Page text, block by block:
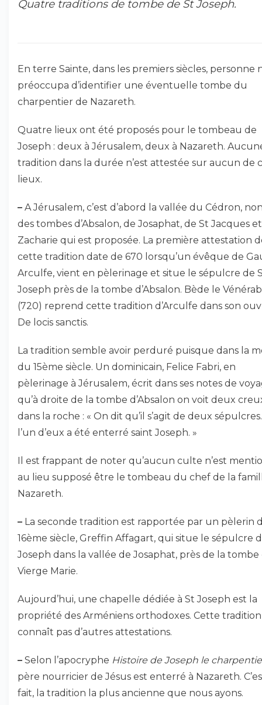
Quatre traditions de tombe de St Joseph.
En terre Sainte, dans les premiers siècles, personne
préoccupa d’identifier une éventuelle tombe du
charpentier de Nazareth.
Quatre lieux ont été proposés pour le tombeau de
Joseph : deux à Jérusalem, deux à Nazareth.
tradition dans la durée n’est attestée sur aucun de
lieux.
– A Jérusalem, c’est d’abord la vallée du Cédron,
des tombes d’Absalon, de Josaphat, de St Jacques
Zacharie qui est proposée. La première attestation
cette tradition date de 670 lorsqu’un évêque de
Arculfe, vient en pèlerinage et situe le sépulcre de
Joseph près de la tombe d’Absalon. Bède le
(720) reprend cette tradition d’Arculfe dans son
De locis sanctis.
La tradition semble avoir perduré puisque dans la
du 15ème siècle. Un dominicain, Felice Fabri, en
pèlerinage à Jérusalem, écrit dans ses notes de
qu’à droite de la tombe d’Absalon on voit deux
dans la roche : « On dit qu’il s’agit de deux
l’un d’eux a été enterré saint Joseph. »
Il est frappant de noter qu’aucun culte n’est
au lieu supposé être le tombeau du chef de la
Nazareth.
– La seconde tradition est rapportée par un pèlerin
16ème siècle, Greffin Affagart, qui situe le sépulcre
Joseph dans la vallée de Josaphat, près de la tombe
Vierge Marie.
Aujourd’hui, une chapelle dédiée à St Joseph est la
propriété des Arméniens orthodoxes. Cette
connaît pas d’autres attestations.
– Selon l’apocryphe Histoire de Joseph le
père nourricier de Jésus est enterré à Nazareth.
fait, la tradition la plus ancienne que nous ayons.